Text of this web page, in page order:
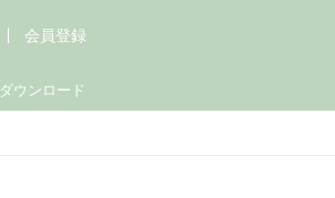
ダウンロード
会員登録